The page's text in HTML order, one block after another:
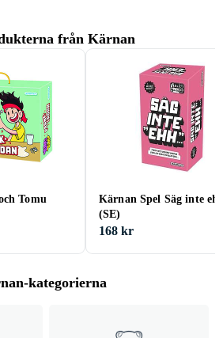
från Kärnan
Tomu
Kärnan Spel Säg inte
(SE)
168 kr
kategorierna